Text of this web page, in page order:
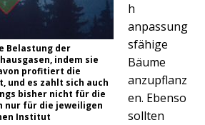
Belastung der
indem sie
profitiert die
und es zahlt sich auch
bisher nicht für die
nur für die jeweiligen
Institut
h
anpassung
sfähige
Bäume
anzupflanz
en. Ebenso
sollten